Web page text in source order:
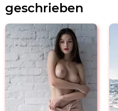
geschrieben